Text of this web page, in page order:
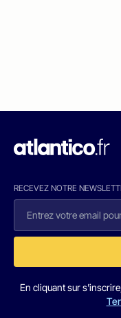
RECEVEZ NOTRE
En cliquant sur